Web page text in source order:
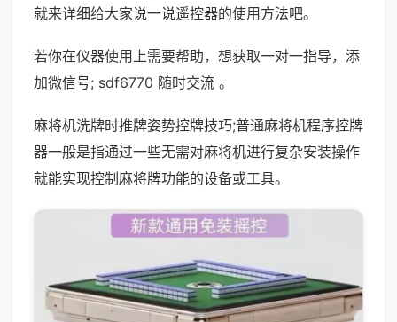
就来详细给大家说一说遥控器的使用方法吧。
若你在仪器使用上需要帮助，想获取一对一指导，添
加微信号; sdf6770 随时交流 。
麻将机洗牌时推牌姿势控牌技巧;普通麻将机程序控牌
器一般是指通过一些无需对麻将机进行复杂安装操作
就能实现控制麻将牌功能的设备或工具。